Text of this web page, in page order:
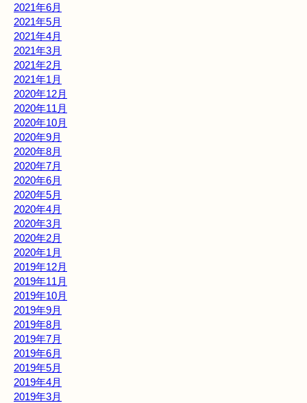
2021年6月
2021年5月
2021年4月
2021年3月
2021年2月
2021年1月
2020年12月
2020年11月
2020年10月
2020年9月
2020年8月
2020年7月
2020年6月
2020年5月
2020年4月
2020年3月
2020年2月
2020年1月
2019年12月
2019年11月
2019年10月
2019年9月
2019年8月
2019年7月
2019年6月
2019年5月
2019年4月
2019年3月